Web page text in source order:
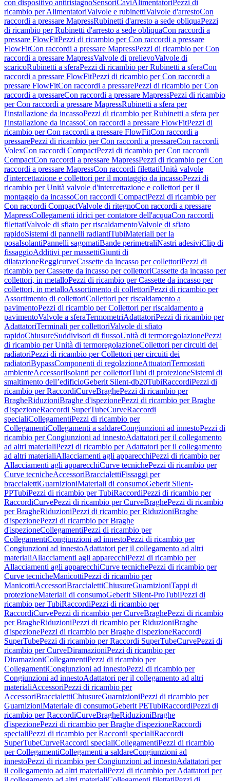
con dispositivo antiristagnoSensoriCaviAlimentatori Pezzi di
ricambio per AlimentatoriValvole e rubinettiValvole d'arrestoCon
raccordi a pressare MapressRubinetti d'arresto a sede obliquaPezzi
di ricambio per Rubinetti d'arresto a sede obliquaCon raccordi a
pressare FlowFitPezzi di ricambio per Con raccordi a pressare
FlowFitCon raccordi a pressare MapressPezzi di ricambio per Con
raccordi a pressare MapressValvole di prelievoValvole di
scaricoRubinetti a sferaPezzi di ricambio per Rubinetti a sferaCon
raccordi a pressare FlowFitPezzi di ricambio per Con raccordi a
pressare FlowFitCon raccordi a pressarePezzi di ricambio per Con
raccordi a pressareCon raccordi a pressare MapressPezzi di ricambio
per Con raccordi a pressare MapressRubinetti a sfera per
l'installazione da incassoPezzi di ricambio per Rubinetti a sfera per
l'installazione da incassoCon raccordi a pressare FlowFitPezzi di
ricambio per Con raccordi a pressare FlowFitCon raccordi a
pressarePezzi di ricambio per Con raccordi a pressareCon raccordi
VolexCon raccordi CompactPezzi di ricambio per Con raccordi
CompactCon raccordi a pressare MapressPezzi di ricambio per Con
raccordi a pressare MapressCon raccordi filettatiUnità valvole
d'intercettazione e collettori per il montaggio da incassoPezzi di
ricambio per Unità valvole d'intercettazione e collettori per il
montaggio da incassoCon raccordi CompactPezzi di ricambio per
Con raccordi CompactValvole di ritegnoCon raccordi a pressare
MapressCollegamenti idrici per contatore dell'acquaCon raccordi
filettatiValvole di sfiato per riscaldamentoValvole di sfiato
rapidoSistemi di pannelli radiantiTubiMateriali per la
posaIsolantiPannelli sagomatiBande perimetraliNastri adesiviClip di
fissaggioAdditivi per massettiGiunti di
dilatazioneReggicurveCassette da incasso per collettoriPezzi di
ricambio per Cassette da incasso per collettoriCassette da incasso per
collettori, in metalloPezzi di ricambio per Cassette da incasso per
collettori, in metalloAssortimento di collettoriPezzi di ricambio per
Assortimento di collettoriCollettori per riscaldamento a
pavimentoPezzi di ricambio per Collettori per riscaldamento a
pavimentoValvole a sferaTermometriAdattatoriPezzi di ricambio per
AdattatoriTerminali per collettoriValvole di sfiato
rapidoChiusureSuddivisori di flussoUnità di termoregolazionePezzi
di ricambio per Unità di termoregolazioneCollettori per circuiti dei
radiatoriPezzi di ricambio per Collettori per circuiti dei
radiatoriBypassComponenti di regolazioneAttuatoriTermostati
ambienteAccessoriIsolanti per collettoriTubi di protezioneSistemi di
smaltimento dell’edificioGeberit Silent-db20TubiRaccordiPezzi di
ricambio per RaccordiCurveBraghePezzi di ricambio per
BragheRiduzioniBraghe d'ispezionePezzi di ricambio per Braghe
d'ispezioneRaccordi SuperTubeCurveRaccordi
specialiCollegamentiPezzi di ricambio per
CollegamentiCollegamenti a saldareCongiunzioni ad innestoPezzi di
ricambio per Congiunzioni ad innestoAdattatori per il collegamento
ad altri materialiPezzi di ricambio per Adattatori per il collegamento
ad altri materialiAllacciamenti agli apparecchiPezzi di ricambio per
Allacciamenti agli apparecchiCurve tecnichePezzi di ricambio per
Curve tecnicheAccessoriBraccialettiFissaggi per
braccialettiGuarnizioniMateriali di consumoGeberit Silent-
PPTubiPezzi di ricambio per TubiRaccordiPezzi di ricambio per
RaccordiCurvePezzi di ricambio per CurveBraghePezzi di ricambio
per BragheRiduzioniPezzi di ricambio per RiduzioniBraghe
d'ispezionePezzi di ricambio per Braghe
d'ispezioneCollegamentiPezzi di ricambio per
CollegamentiCongiunzioni ad innestoPezzi di ricambio per
Congiunzioni ad innestoAdattatori per il collegamento ad altri
materialiAllacciamenti agli apparecchiPezzi di ricambio per
Allacciamenti agli apparecchiCurve tecnichePezzi di ricambio per
Curve tecnicheManicottiPezzi di ricambio per
ManicottiAccessoriBraccialettiChiusureGuarnizioniTappi di
protezioneMateriali di consumoGeberit Silent-ProTubiPezzi di
ricambio per TubiRaccordiPezzi di ricambio per
RaccordiCurvePezzi di ricambio per CurveBraghePezzi di ricambio
per BragheRiduzioniPezzi di ricambio per RiduzioniBraghe
d'ispezionePezzi di ricambio per Braghe d'ispezioneRaccordi
SuperTubePezzi di ricambio per Raccordi SuperTubeCurvePezzi di
ricambio per CurveDiramazioniPezzi di ricambio per
DiramazioniCollegamentiPezzi di ricambio per
CollegamentiCongiunzioni ad innestoPezzi di ricambio per
Congiunzioni ad innestoAdattatori per il collegamento ad altri
materialiAccessoriPezzi di ricambio per
AccessoriBraccialettiChiusureGuarnizioniPezzi di ricambio per
GuarnizioniMateriale di consumoGeberit PETubiRaccordiPezzi di
ricambio per RaccordiCurveBragheRiduzioniBraghe
d'ispezionePezzi di ricambio per Braghe d'ispezioneRaccordi
specialiPezzi di ricambio per Raccordi specialiRaccordi
SuperTubeCurveRaccordi specialiCollegamentiPezzi di ricambio
per CollegamentiCollegamenti a saldareCongiunzioni ad
innestoPezzi di ricambio per Congiunzioni ad innestoAdattatori per
il collegamento ad altri materialiPezzi di ricambio per Adattatori per